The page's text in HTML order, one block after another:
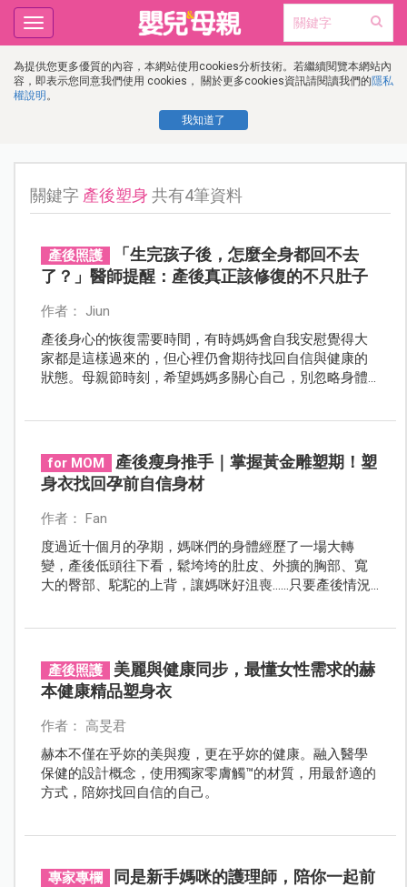
為提供您更多優質的內容，本網站使用cookies分析技術。若繼續閱覽本網站內
容，即表示您同意我們使用 cookies， 關於更多cookies資訊請閱讀我們的隱私
權說明 。
我知道了
Toggle
navigation
關鍵字 產後塑身 共有4筆資料
產後照護
「生完孩子後，怎麼全身都回不去
了？」醫師提醒：產後真正該修復的不只肚子
作者： Jiun
產後身心的恢復需要時間，有時媽媽會自我安慰覺得大
家都是這樣過來的，但心裡仍會期待找回自信與健康的
狀態。母親節時刻，希望媽媽多關心自己，別忽略身體
for MOM
產後瘦身推手｜掌握黃金雕塑期！塑
身衣找回孕前自信身材
作者： Fan
度過近十個月的孕期，媽咪們的身體經歷了一場大轉
變，產後低頭往下看，鬆垮垮的肚皮、外擴的胸部、寬
大的臀部、駝駝的上背，讓媽咪好沮喪……只要產後情況
產後照護
美麗與健康同步，最懂女性需求的赫
本健康精品塑身衣
作者： 高旻君
赫本不僅在乎妳的美與瘦，更在乎妳的健康。融入醫學
保健的設計概念，使用獨家零膚觸™的材質，用最舒適的
方式，陪妳找回自信的自己。
專家專欄
同是新手媽咪的護理師，陪你一起前